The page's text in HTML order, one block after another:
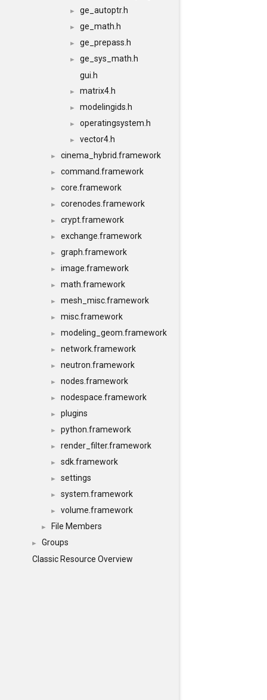
► ge_autoptr.h
► ge_math.h
► ge_prepass.h
►
ge_sys_math.h
gui.h
► matrix4.h
► modelingids.h
► operatingsystem.h
► vector4.h
► cinema_hybrid.framework
► command.framework
► core.framework
► corenodes.framework
► crypt.framework
► exchange.framework
► graph.framework
► image.framework
► math.framework
► mesh_misc.framework
► misc.framework
► modeling_geom.framework
► network.framework
► neutron.framework
► nodes.framework
► nodespace.framework
► plugins
► python.framework
► render_filter.framework
► sdk.framework
► settings
► system.framework
► volume.framework
► File Members
►
Groups
Classic Resource Overview